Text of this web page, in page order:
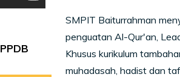
SMPIT Baiturrahman
penguatan Al-Qur'an,
Khusus kurikulum
muhadasah, hadist dan